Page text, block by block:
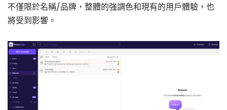
不僅限於名稱/品牌，整體的強調色和現有的用戶體驗，也
將受到影響。